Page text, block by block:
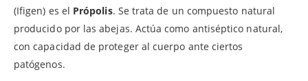
(Ifigen) es el Própolis. Se trata de un compuesto natural
producido por las abejas. Actúa como antiséptico natural,
con capacidad de proteger al cuerpo ante ciertos
patógenos.